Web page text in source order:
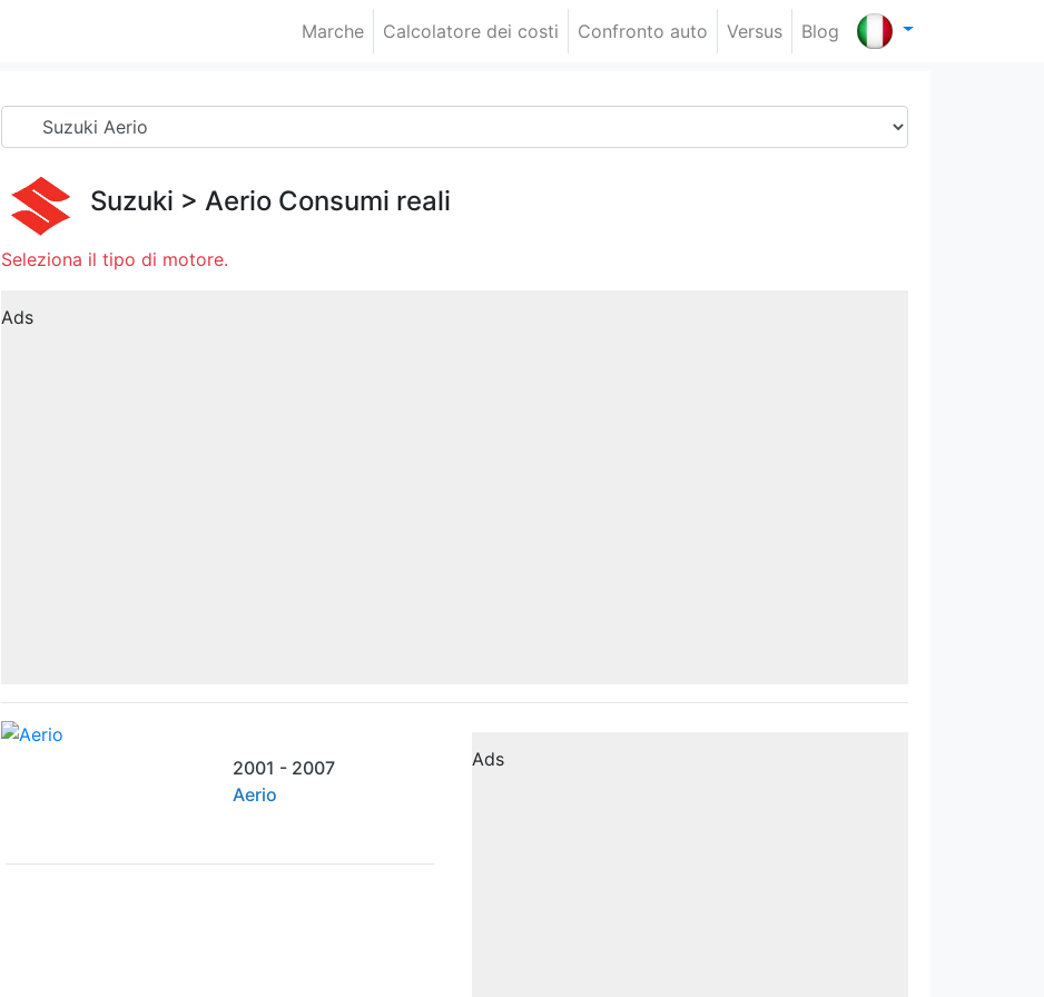
Marche Calcolatore dei costi Confronto auto Versus Blog
Suzuki > Aerio Consumi reali
Seleziona il tipo di motore.
Ads
2001 - 2007
Aerio
Ads